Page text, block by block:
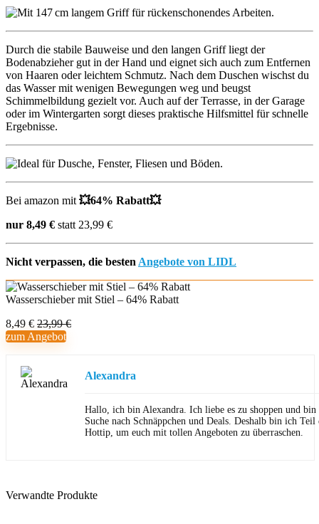
Durch die stabile Bauweise und den langen Griff liegt der
Bodenabzieher gut in der Hand und eignet sich auch zum Entfernen
von Haaren oder leichtem Schmutz. Nach dem Duschen wischst du
das Wasser mit wenigen Bewegungen weg und beugst
Schimmelbildung gezielt vor. Auch auf der Terrasse, in der Garage
oder im Wintergarten sorgt dieses praktische Hilfsmittel für schnelle
Ergebnisse.
Bei amazon mit 💥64% Rabatt💥
nur 8,49 € statt 23,99 €
Nicht verpassen, die besten Angebote von LIDL
Wasserschieber mit Stiel – 64% Rabatt
8,49 € 23,99 €
zum Angebot
Alexandra
Hallo, ich bin Alexandra. Ich liebe es zu shoppen und
Suche nach Schnäppchen und Deals. Deshalb bin ich Teil
Hottip, um euch mit tollen Angeboten zu überraschen.
Verwandte Produkte